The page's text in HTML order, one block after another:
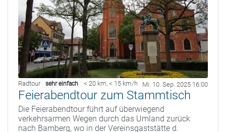
Radtour sehr einfach < 20 km, < 15 km/h Mi. 10. Sep. 2025 16:00
Feierabendtour zum Stammtisch
Die Feierabendtour führt auf überwiegend
verkehrsarmen Wegen durch das Umland zurück
nach Bamberg, wo in der Vereinsgaststätte d.